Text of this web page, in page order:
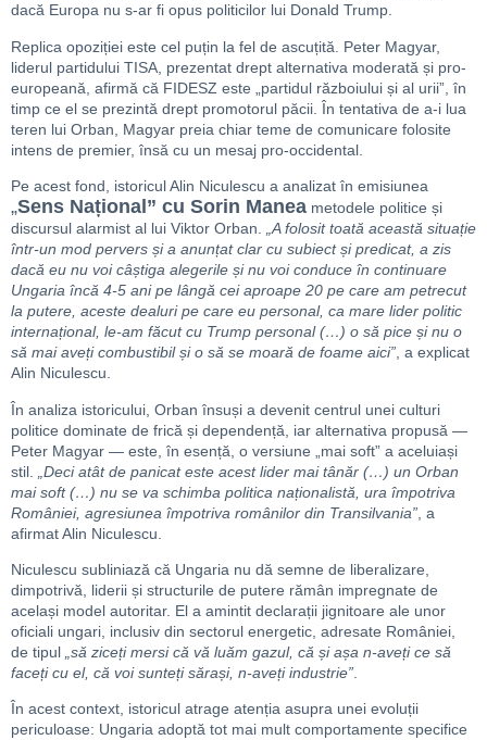
dacă Europa nu s-ar fi opus politicilor lui Donald Trump.
Replica opoziției este cel puțin la fel de ascuțită. Peter Magyar,
liderul partidului TISA, prezentat drept alternativa moderată și pro-
europeană, afirmă că FIDESZ este „partidul războiului și al urii”, în
timp ce el se prezintă drept promotorul păcii. În tentativa de a-i lua
teren lui Orban, Magyar preia chiar teme de comunicare folosite
intens de premier, însă cu un mesaj pro-occidental.
Pe acest fond, istoricul Alin Niculescu a analizat în emisiunea
„Sens Național” cu Sorin Manea metodele politice și
discursul alarmist al lui Viktor Orban.
„A folosit toată această situație
într-un mod pervers și a anunțat clar cu subiect și predicat, a zis
dacă eu nu voi câștiga alegerile și nu voi conduce în continuare
Ungaria încă 4-5 ani pe lângă cei aproape 20 pe care am petrecut
la putere, aceste dealuri pe care eu personal, ca mare lider politic
internațional, le-am făcut cu Trump personal (…) o să pice și nu o
să mai aveți combustibil și o să se moară de foame aici” , a explicat
Alin Niculescu.
În analiza istoricului, Orban însuși a devenit centrul unei culturi
politice dominate de frică și dependență, iar alternativa propusă —
Peter Magyar — este, în esență, o versiune „mai soft” a aceluiași
stil.
„Deci atât de panicat este acest lider mai tânăr (…) un Orban
mai soft (…) nu se va schimba politica naționalistă, ura împotriva
României, agresiunea împotriva românilor din Transilvania” , a
afirmat Alin Niculescu.
Niculescu subliniază că Ungaria nu dă semne de liberalizare,
dimpotrivă, liderii și structurile de putere rămân impregnate de
același model autoritar. El a amintit declarații jignitoare ale unor
oficiali ungari, inclusiv din sectorul energetic, adresate României,
de tipul „să ziceți mersi că vă luăm gazul, că și așa n-aveți ce să
faceți cu el, că voi sunteți sărași, n-aveți industrie”
În acest context, istoricul atrage atenția asupra unei evoluții
periculoase: Ungaria adoptă tot mai mult comportamente specifice